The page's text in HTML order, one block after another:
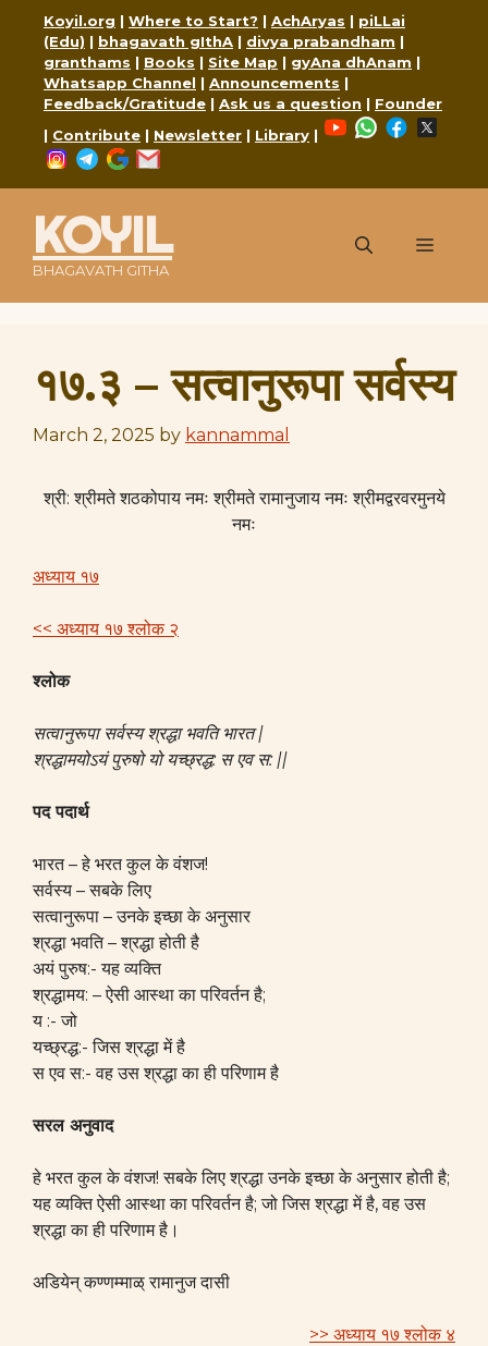
content
Koyil.org | Where to Start? | AchAryas | piLLai
(Edu) | bhagavath gIthA | divya prabandham |
granthams | Books | Site Map | gyAna dhAnam |
Whatsapp Channel | Announcements |
Feedback/Gratitude | Ask us a question | Founder
| Contribute | Newsletter | Library |
YouTubeWhatsApp
Facebook
Instagram
Telegram
Google
KOYIL
BHAGAVATH GITHA
Menu
१७.३ – सत्वानुरूपा सर्वस्य
March 2, 2025 by kannammal
श्री: श्रीमते शठकोपाय नमः श्रीमते रामानुजाय नमः श्रीमद्वरवरमुनये
नमः
अध्याय १७
<< अध्याय १७ श्लोक २
श्लोक
सत्वानुरूपा सर्वस्य श्रद्धा भवति भारत |
श्रद्धामयोऽयं पुरुषो यो यच्छ्रद्ध: स एव स: ||
पद पदार्थ
भारत – हे भरत कुल के वंशज!
सर्वस्य – सबके लिए
सत्वानुरूपा – उनके इच्छा के अनुसार
श्रद्धा भवति – श्रद्धा होती है
अयं पुरुष:- यह व्यक्ति
श्रद्धामय: – ऐसी आस्था का परिवर्तन है;
य :- जो
यच्छ्रद्ध:- जिस श्रद्धा में है
स एव स:- वह उस श्रद्धा का ही परिणाम है
सरल अनुवाद
हे भरत कुल के वंशज! सबके लिए श्रद्धा उनके इच्छा के अनुसार होती है;
यह व्यक्ति ऐसी आस्था का परिवर्तन है; जो जिस श्रद्धा में है, वह उस
श्रद्धा का ही परिणाम है।
अडियेन् कण्णम्माळ् रामानुज दासी
>> अध्याय १७ श्लोक ४